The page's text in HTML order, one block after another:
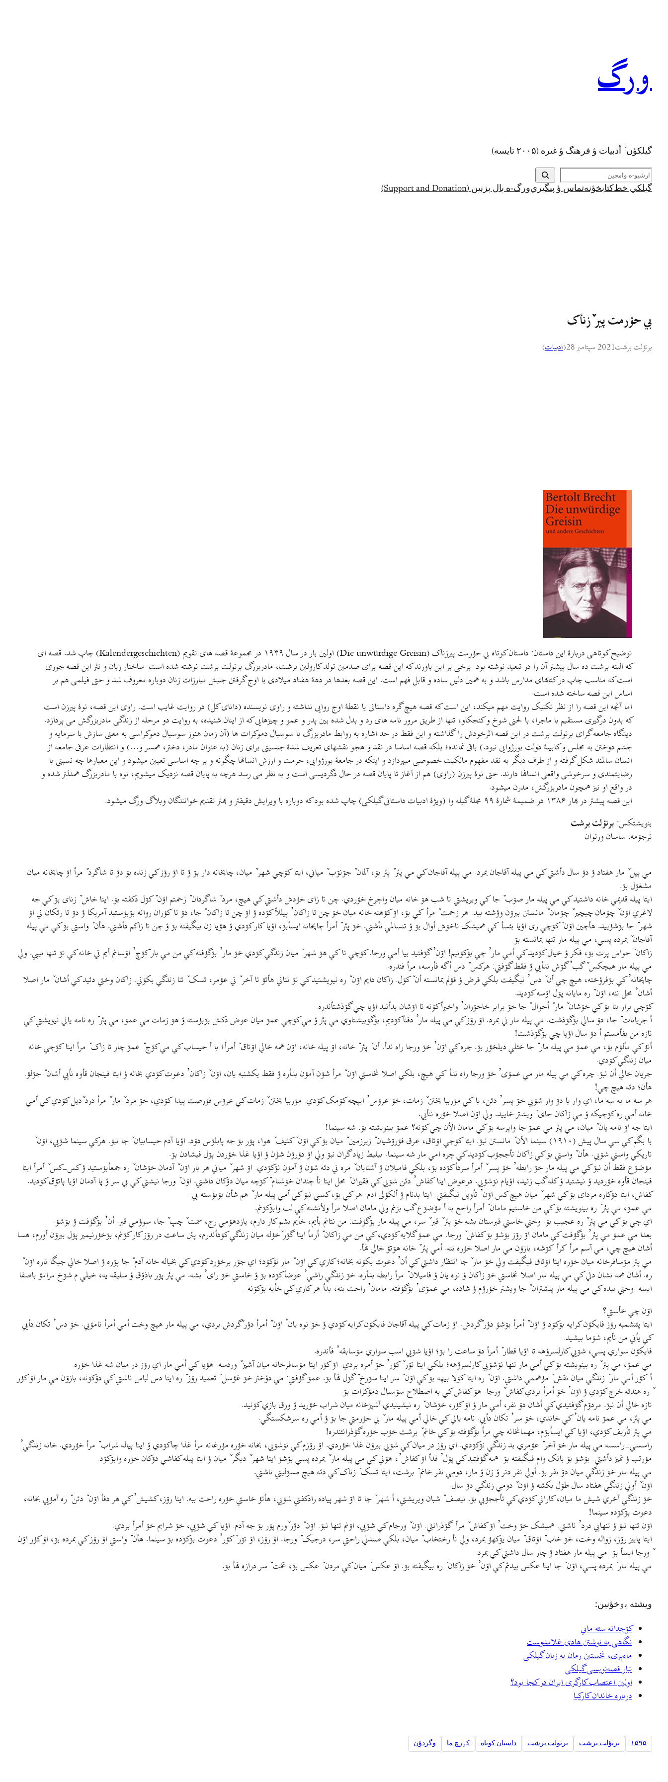
ورگ
گيلکؤن ٚ أدبیات ؤ فرهنگ ؤ غىره (۲۰۰۵ تايسه)
ج
س
تگيلکي خط کتابخؤنهتماس ؤ پىگيريورگ-ه بال بزنين (Support and Donation)
بي حؤرمت پیر ٚزنأک
برتؤلت برشت2021 سپتامبر 28 (ادبيات)
توضيح کوتاهی دربارهٔ اين داستان: داستان کوتاه بي حؤرمت پيرزناک (Die unwürdige Greisin) اولین بار در سال ۱۹۴۹ در مجموعهٔ قصه های تقویم (Kalendergeschichten) چاپ شد. قصه ای
که البته برشت ده سال پيشتر آن را در تبعيد نوشته بود. برخی بر این باورند که اين قصه برای صدمين تولد کارولین برشت، مادربزرگ برتولت برشت نوشته شده است. ساختار زبان و نثر اين قصه جوری
است که مناسب چاپ در کتابهای مدارس باشد و به همين دليل ساده و قابل فهم است. اين قصه بعدها در دههٔ هفتاد ميلادی با اوج گرفتن جنبش مبارزات زنان دوباره معروف شد و حتی فيلمی هم بر
اساس اين قصه ساخته شده است.
اما آنچه اين قصه را از نظر تکنيک روایت مهم ميکند، اين است که قصه هيچ گره داستانی يا نقطهٔ اوج روایی نداشته و راوی نويسنده (دانای کل) در روايت غايب است. راوی اين قصه، نوهٔ پیرزن است
که بدون درگیری مستقيم با ماجرا، با لحنی شوخ و کنجکاو، تنها از طريق مرور نامه های رد و بدل شده بين پدر و عمو و چيزهایی که از اینان شنيده، به روایت دو مرحله از زندگی مادربزرگش می پردازد.
ديدگاه جامعه گرای برتولت برشت در اين قصه اثرخودش را گذاشته و اين فقط در حد اشاره به روابط مادربزرگ با سوسيال دموکرات ها (آن زمان هنوز سوسیال دموکراسی به معنی سازش با سرمايه و
چشم دوختن به مجلس و کابينهٔ دولت بورژوایی نبود.) باقی نمانده؛ بلکه قصه اساسا در نقد و هجو نقشهای تعريف شدهٔ جنسيتی برای زنان (به عنوان مادر، دختر، همسر و…) و انتظارات عرفی جامعه از
انسان سالمند شکل گرفته و از طرف ديگر به نقد مفهوم مالکيت خصوصی ميپردازد و اينکه در جامعهٔ بورژوایی، حرمت و ارزش انسانها چگونه و بر چه اساسی تعيين ميشود و اين معيارها چه نسبتی با
رضايتمندی و سرخوشی واقعی انسانها دارند. حتی نوهٔ پیرزن (راوی) هم از آغاز تا پايان قصه در حال دگردیسی است و به نظر می رسد هرچه به پايان قصه نزديک ميشويم، نوه با مادربزرگ همدلتر شده و
در واقع او نيز همچون مادربزرگش، مدرن ميشود.
این قصه پیشتر در بهار ۱۳۸۶ در ضمیمهٔ شمارهٔ ۹۹ مجلهٔ گیله وا (ویژهٔ ادبيات داستانی گیلکی) چاپ شده بود که دوباره با ویرایش دقيقتر و بهتر تقدیم خوانندگان وبلاگ ورگ ميشود.
بنویشتکس: برتؤلت برشت
ترجۊمه: ساسان ورتوان
مي پیل ٚ مار هفتاد ؤ دۊ سال دأشتي کي مي پيله آقاجان بمرد. مي پيله آقاجان کي مي پئر ٚ پئر بۊ، آلمان ٚ جۊنۊب ٚ مياني، ايتا کۊچي شهر ٚ ميان، چاپخانه دار بۊ ؤ تا اۊ رۊز کي زنده بۊ دۊ تا شاگرد ٚ مرأ اۊ چاپخانه ميان
مشغۊل بۊ.
ايتا پيله قديمي خانه داشتيد کي مي پيله مار صۊب ٚ جا کي ويريشتي تا شب هۊ خانه ميان واچرخ خؤردي. چن تا زای خؤدش دأشتي کي هيچ، مرد ٚ شاگردان ٚ زحمتم اۊن ٚ کۊل دکفته بۊ. ايتا خاش ٚ زنای بۊ کي جه
لاغري اۊن ٚ چۊمان چيچير ٚ چۊمان ٚ مانستن بيرۊن وؤشته بيد. هر زحمت ٚ مرأ کي بۊ، اۊ کؤهنه خانه ميان خۊ چن تا زاکان’ پيللأکۊده ؤ اۊ چن تا زاکان ٚ جا، دۊ تا کؤران روانه بۊبؤستيد آمريکا ؤ دۊ تا رئکان ني اۊ
شهر ٚ جا بۊشؤييد. هأچين اۊن ٚ کۊچي ری اؤيا بئسأ کي هميشک ناخۊش أوال بۊ ؤ تنسالمي نأشتي. خۊ پئر ٚ أمرأ چاپخانه ايسأبۊ، اؤيا کار کۊدي ؤ هؤيا زن بيگيفته بۊ ؤ چن تا زاکم دأشتي. هأن ٚ واستي بۊ کي مي پيله
آقاجان ٚ بمرده پسي، مي پيله مار تنها بمانسته بۊ.
زاکان ٚ حواس پرت بۊ، فکر ؤ خيال کۊديد کي أمي مار’ چي بۊکۊنيم! اۊن’ گۊفتيد بيا أمي ورجا. کۊچي تا کي هۊ شهر ٚ ميان زندگي کۊدي خۊ مار’ بۊگؤفته کي من مي بار ٚکۊچ’ اۊسانم أيم تي خانه کي تۊ تنها نيبي. ولي
مي پيله مار هيچکس ٚ گب’ گۊش ندأيي ؤ فقط گۊفتي: هرکس ٚ دس أگه فأرسه، مرأ فندره.
چاپخانه’ کي بۊفرؤخته، هيچ چي أن ٚ دس’ نيگيفت بلکي قرض ؤ قؤلم بمانسته أن ٚ کۊل. زاکان دايم اۊن ٚ ره نيويشتيد کي تۊ نتاني هأتؤ تا آخر ٚ تي عؤمر، تسک ٚ تنا زندگي بکۊني. زاکان وختي دئيد کي أشان ٚ مار اصلا
أشان’ محل ننه، اۊن ٚ ره مايانه پۊل اۊسه کۊديد.
کۊچي برار بنا بۊ کي خۊشان ٚ مار ٚ أحوال ٚ جا خۊ برابر خاخۊران’ واخبرأکۊنه تا اۊشان بدأنيد اؤيا چي گۊذشتأندره.
أ جريانات ٚ جا، دۊ سالي بۊگۊذشت. مي پيله مار ني بمرد. اۊ رۊز کي مي پيله مار’ دفنأکۊديم، بۊگۊبيشتاوي مي پئر ؤ مي کۊچي عمۊ ميان عوض دکش بۊبؤسته ؤ هۊ زمات مي عمۊ، مي پئر ٚ ره نامه ياني نيويشتي کي
تازه من بفأمستم أ دۊ سال اؤيا چي بۊگۊذشت!
أتؤ کي مألۊم بۊ، مي عمۊ مي پيله مار ٚ جا خئلي ديلخؤر بۊ. چره کي اۊن’ خۊ ورجا راه ندأ. أن ٚ پئر ٚ خانه، اۊ پيله خانه، اۊن همه خالي اۊتاق ٚ أمرأ؛ با أ حيساب کي مي کۊج ٚ عمۊ چار تا زاک ٚ مرأ ايتا کۊچي خانه
ميان زندگي کۊدي.
جريان خالي أن نبۊ. چره کي مي پيله مار مي عمۊی’ خۊ ورجا راه ندأ کي هيچ، بلکي اصلا نخاستي اۊن ٚ مرأ شؤن آمؤن بدأره ؤ فقط يکشنبه يان، اۊن ٚ زاکان’ دعوت کۊدي بخانه ؤ ايتا فينجان قأوه نأيي أشان ٚ جۊلؤ.
هأن؛ دئه هيچ چي!
هر سه ما به سه ما، اي وار يا دۊ وار شۊيي خۊ پسر’ دئن، يا کي مؤرببا پختن ٚ زمات، خۊ عرۊس’ ايپچه کۊمک کۊدي. مؤرببا پختن ٚ زمات کي عرۊس فؤرصت پيدا کۊدي، خۊ مرد ٚ مار ٚ مرأ درد ٚديل کۊدي کي أمي
خانه أمي ره کۊچيکه ؤ مي زاکان جای ٚ ويشتر خاييد. ولي اۊن اصلا خؤره ننأيي.
ايتا جه اۊ نامه يان ٚ ميان، مي پئر مي عمۊ جا واپرسه بۊ کي مامان الأن چي کۊنه؟ عمۊ بينويشته بۊ: شه سينما!
با بگم کي سي سال پيش (۱۹۱۰) سينما الأن ٚ مانستن نبۊ. ايتا کۊجي اۊتاق، عرق فۊرۊشيان ٚ زيرزمين ٚ ميان بۊ کي اۊن ٚ کثيف ٚ هوا، پۊر بۊ جه پابلۊس دۊد. اؤيا آدم حيسابيان ٚ جا نبۊ. هرکي سينما شۊيي، اۊن ٚ
تاريکي واستي شۊيي. هأن ٚ واستي بۊ کي زاکان تأججؤب کۊديد کي چره امي مار شه سينما. بيليط زياد گران نبۊ ولي اۊ دۊرۊن شؤن ؤ اؤيا غذا خؤردن پۊل فيشادن بۊ.
مؤضۊع فقط أن نبۊ کي مي پيله مار خۊ رابطه’ خۊ پسر ٚ أمرأ سردأکۊده بۊ، بلکي فاميلان ؤ آشنايان ٚ مره ني دئه شؤن ؤ آمؤن نۊکۊدي. اۊ شهر ٚ مياني هر بار اۊن ٚ آدمان خۊشان ٚ ره جمعأبؤستيد ؤ کس-کس ٚ أمرأ ايتا
فينجان قأوه خؤرديد ؤ نيشتيد ؤ کله گب زئيد، اؤيام نۊشؤيي. درعوض ايتا کفاش’ دئن شۊيي کي فقيران ٚ محل ايتا نأ چندان خۊشنام ٚ کۊچه ميان دۊکان داشتي. اۊن ٚ ورجا نيشتي کي بي سر ؤ پا آدمان اؤيا پاتؤق کۊديد.
کفاش، ايتا دۊکاره مردای بۊ کي شهر ٚ ميان هيچ کس اۊن’ تأويل نيگيفتي. ايتا بدنام ؤ ألکؤلي ادم. هر کي بۊ، کسي نبۊ کي أمي پيله مار ٚ هم شأن بۊبؤسته بي.
مي عمۊ، مي پئر ٚ ره بينويشته بۊ کي من خاستيم مامان ٚ أمرأ راجع به أ مؤضۊع گب بزنم ولي مامان اصلا مرأ ولأنشته کي لب وابۊکۊنم.
اي چي بۊ کي مي پئر ٚ ره عجيب بۊ. وختي خاستي قبرستان بشه خۊ پئر ٚ قبر ٚ سر، مي پيله مار بۊگؤفت: من نتانم بأيم، خأيم بشم کار دارم، يازدهؤمي رج، سمت ٚ چپ ٚ جا، سوؤمي قبر. أن’ بۊگؤفت ؤ بۊشؤ.
بعدا مي عمۊ مي پئر’ بۊگؤفت کي مامان اۊ رۊز بۊشؤ بۊ کفاش ٚ ورجا. مي عمۊ گلايه کۊدي، کي من مي زاکان ٚ أرمأ ايتا گۊر ٚخؤله ميان زندگي کۊدأندرم، پئن ساعت در رۊز کار کۊنم، بۊخؤرنيمير پۊل بيرۊن أورم، هسا
أشان هيچ چي، مي آسم مرأ کرأ کۊشه، بازۊن مي مار اصلا خؤره ننه. أمي پئر ٚ خانه هۊتؤ خالي نهأ.
مي پئر مۊسافرخانه ميان خؤره ايتا اۊتاق فيگيفت ولي خۊ مار ٚ جا انتظار داشتي کي أن’ دعوت بکۊنه بخانه؛ کاري کي اۊن ٚ مار نۊکۊد؛ اي جۊر برخؤرد کۊدي کي بخياله خانه آدم ٚ جا پۊره ؤ اصلا خالي جيگا ناره اۊن ٚ
ره. أشان همه نشان دئي کي مي پيله مار اصلا نخاستي خۊ زاکان ؤ نوه يان ؤ فاميلان ٚ مرأ رابطه بدأره. خۊ زندگي راشي’ عوضأکۊده بۊ ؤ خاستي خۊ رای’ بشه. مي پئر پۊر باذؤق ؤ سليقه يه، خيلي م شۊخ مرامؤ باصفا
ايسه. وختي بيده کي مي پيله مار پيشتران ٚ جا ويشتر خؤرؤم ؤ شاده، مي عمۊی’ بۊگؤفته: مامان’ راحت بنه، بدأ هر کاري کي خأيه بۊکۊنه.
اۊن چي خأستي؟
ايتا پئنشمبه رۊز فايکؤن کرايه بۊکۊد ؤ اۊن ٚ أمرأ بۊشؤ دؤر ٚگردش. اۊ زمات کي پيله آقاجان فايکؤن کرايه کۊدي ؤ خۊ نوه يان’ اۊن ٚ أمرأ دؤر ٚگردش بردي، مي پيله مار هيچ وخت أمي أمرأ نامؤيي. خۊ دس’ تکان دأيي
کي يأني من نأيم، شۊما بيشيد.
فايکؤن سواري پسي، شۊيي کارلسرؤهه تا اؤيا قطار ٚ أمرأ دۊ ساعت را بۊ؛ اؤيا شۊيي اسب سواري مۊسابقه’ فأندره.
مي عمۊ، مي پئر ٚ ره بينويشته بۊ کي أمي مار تنها نۊشۊيي کارلسرؤهه؛ بلکي ايتا تۊر ٚ کؤر’ خۊ أمره بردي. اۊ کؤر ايتا مۊسافرخانه ميان آشپز ٚ وردسه. هؤيا کي أمي مار اي رۊز در ميان شه غذا خؤره.
أ کؤر أمي مار ٚ زندگي ميان نقش ٚ مؤهممي داشتي. اۊن ٚ ره ايتا کۊلا بيهه بۊ کي اۊن ٚ سر ايتا سۊرخ ٚ گۊل نهأ بۊ. عمۊ گؤفتي: مي دؤختر خۊ غؤسل ٚ تعميد رۊز ٚ ره ايتا دس لباس ناشتي کي دۊکۊنه، بازۊن مي مار اۊ کؤر
ٚ ره هندئه خرج کۊدي ؤ اۊن’ خۊ أمرأ بردي کفاش ٚ ورجا. هۊ کفاش کي به اصطلاح سۊسيال دمؤکرات بۊ.
تازه خالي أن نبۊ. مردۊم گۊفتيدي کي أشان دۊ نفر، أمي مار ؤ اۊ کؤر، خۊشان ٚ ره نيشينيدي آشپزخانه ميان شراب خؤريد ؤ ورق بازي کۊنيد.
مي پئر، مي عمۊ نامه يان’ کي خاندي، خۊ سر’ تکان دأيي. نامه ياني کي خالي أمي پيله مار ٚ بي حؤرمتي جا بۊ ؤ أمي ره سرشکستگي.
مي پئر تأريف کۊدي، اؤيا کي ايسأبۊم، مهمانخانه چي مرأ بۊگؤفته بۊ کي خانم ٚ برشت خؤب خؤره گۊذرانئندره!
راسسي-راسسه مي پيله مار خۊ آخر ٚ عؤمري بد زندگي نۊکۊدي. اي رۊز در ميان کي شۊيي بيرۊن غذا خؤردي. اۊ رۊزم کي نۊشۊيي، بخانه خؤره مؤرغانه مرأ غذا چاکۊدي ؤ ايتا پياله شراب ٚ مرأ خؤردي. خانه زندگي’
مؤرتب ؤ تميز دأشتي. بۊشؤ بۊ بانک وام فيگيفته بۊ. همه گؤفتيد کي پۊل’ فدأ اۊ کفاش’، هۊني کي مي پيله مار ٚ بمرده پسي بۊشؤ ايتا شهر ٚ ديگر ٚ ميان ؤ ايتا پيله کفاشي دۊکان خؤره وابۊکۊد.
مي پيله مار خۊ زندگي ميان دۊ نفر بۊ. أولي نفر دتر ؤ زن ؤ مار، دومي نفر خانم ٚ برشت، ايتا تسک ٚ زناک کي دئه هيچ مسۊليتي ناشتي.
اۊن ٚ أولي زندگي هفتاد سال طۊل بکشه ؤ اۊن ٚ دومي زندگي دۊ سال.
خۊ زندگي آخري شيش ما ميان، کاراني کۊدي کي تأججؤبي بۊ. نيصف ٚ شبان ويريشتي، أ شهر ٚ جا تا اۊ شهر پياده رادکفتي شۊيي، هأتؤ خاستي خؤره راحت ببه. ايتا رۊز، کشیش’ کي هر دفأ اۊن ٚ دئن ٚ ره آمؤيي بخانه،
دعوت بۊکۊده سينما!
اۊن تنها نبۊ ؤ تنهايي درد’ ناشتي. هميشک خۊ وخت’ اۊ کفاش ٚ مرأ گۊذرانئي. اۊن ٚ ورجام کي شۊيي، اۊنم تنها نبۊ. اۊن ٚ دؤر ٚورم پۊر بۊ جه آدم. اؤيا کي شۊيي، خۊ شرابم خۊ أمرأ بردي.
ايتا پاييز رۊز، زواله وخت، خۊ خاب ٚ اۊتاق ٚ ميان يۊکهؤ بمرد، ولي نأ رختخاب ٚ ميان، بلکي صندلي راحتي سر، درجيک ٚ ورجا. اۊ رۊز، اۊ تۊر ٚ کؤر’ دعوت بۊکۊده بۊ سینما. هأن ٚ واستي اۊ رۊز کي بمرده بۊ، اۊ کؤر اۊن
ٚ ورجا ايسأ بۊ. مي پيله مار هفتاد ؤ چار سال داشتي کي بمرد.
مي پيله مار ٚ بمرده پسي، اۊن ٚ جا ايتا عکس بيدئم کي اۊن’ خۊ زاکان ٚ ره بيگيفته بۊ. اۊ عکس ٚ ميان کي مردن ٚ عکس بۊ، تخت ٚ سر درازه نهأ بۊ.
ويشته بۊخؤنين:
کۊجدانه سئه ماىي
نگاهی به نوشتن هادی غلامدوست
ماه‌پری، نخستین رمان به زبان گیلکی
تبار قصه‌نویسی گیلکی
اولین اعتصاب کارگری ایران در کجا بود؟
درباره خاندان کارکيا
۱۵۹۵ برتؤلت برشت برتولت برشت داستان کوتاه کۊرچ ما وگردؤن